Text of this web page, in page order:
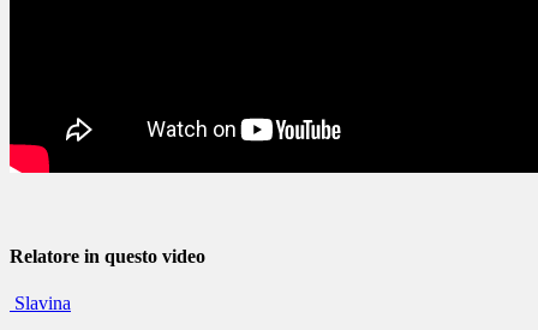
Relatore in questo video
Slavina